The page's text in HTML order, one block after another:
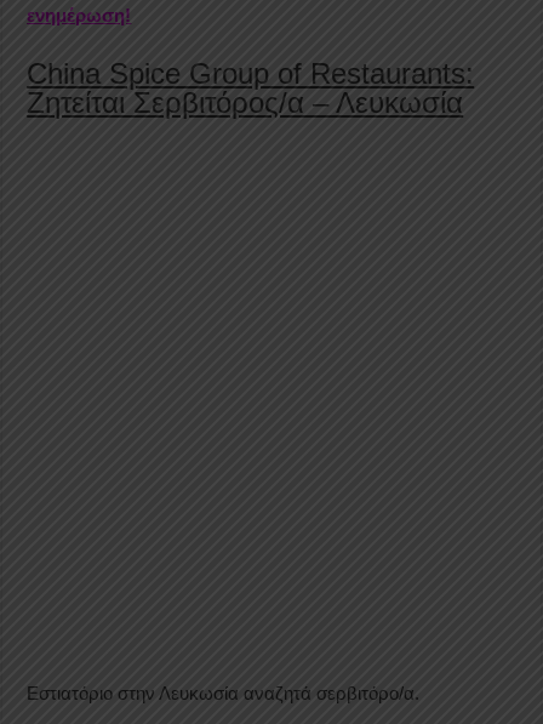
ενημέρωση!
China Spice Group of Restaurants:
Ζητείται Σερβιτόρος/α – Λευκωσία
Εστιατόριο στην Λευκωσία αναζητά σερβιτόρο/α.